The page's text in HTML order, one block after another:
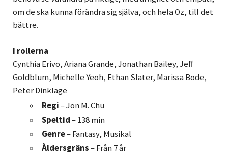
om de ska kunna förändra sig själva, och hela Oz, till det
bättre.
I rollerna
Cynthia Erivo, Ariana Grande, Jonathan Bailey, Jeff
Goldblum, Michelle Yeoh, Ethan Slater, Marissa Bode,
Peter Dinklage
Regi– Jon M. Chu
Speltid– 138 min
Genre– Fantasy, Musikal
Åldersgräns– Från 7 år